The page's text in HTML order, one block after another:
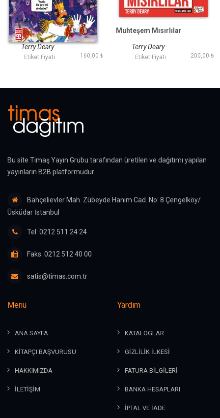
Gümbürtülü
Devrimler
Terry Deary
Etiket Fiyatı : 160,00 ₺
Muhteşem Mısırlılar
Terry Deary
Etiket Fiyatı : 200,00 ₺
Bu site Timaş Yayın Grubu tarafından üretilen ve dağıtımı yapılan
yayınların B2B platformudur.
Bahçelievler Mah. Zübeyde Hanım Cad. No: 8 Çengelköy/
Üsküdar İstanbul
Tel: 0212 511 24 24
Faks: 0212 512 40 00
satis@timas.com.tr
Menü
ANA SAYFA
KİTAPÇI BAŞVURUSU
HAKKIMIZDA
İLETİŞİM
Yardım
KATALOGLAR
GİZLİLİK İLKESİ
FATURA BİLGİLERİ
BANKA HESAPLARI
İPTAL VE İADE